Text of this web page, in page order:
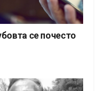
се почесто